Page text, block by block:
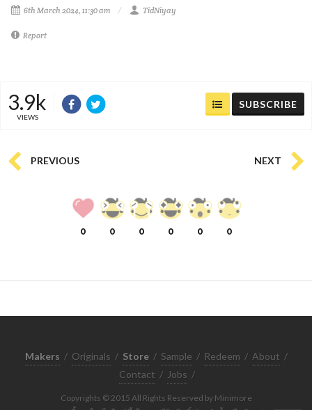
6th March 2024, 11:30 am TidNiyay
Report
3.9k
VIEWS
SUBSCRIBE
PREVIOUS NEXT
0 0 0 0 0 0
Makers / Originals / Store / Sample / Redeem / About /
Contact / Jobs /
Copyrights © 2015 All Rights Reserved by Minimore